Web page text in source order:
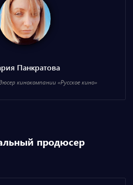
Панкратова
кинокомпании «Русское кино»
продюсер